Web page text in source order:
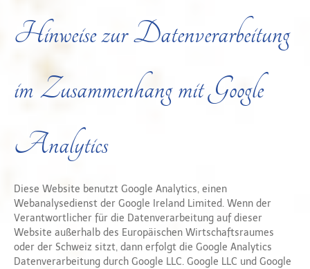
Hinweise zur Datenverarbeitung
im Zusammenhang mit Google
Analytics
Diese Website benutzt Google Analytics, einen
Webanalysedienst der Google Ireland Limited. Wenn der
Verantwortlicher für die Datenverarbeitung auf dieser
Website außerhalb des Europäischen Wirtschaftsraumes
oder der Schweiz sitzt, dann erfolgt die Google Analytics
Datenverarbeitung durch Google LLC. Google LLC und Google